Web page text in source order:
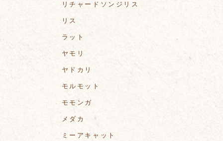
リチャードソンジリス
リス
ラット
ヤモリ
ヤドカリ
モルモット
モモンガ
メダカ
ミーアキャット